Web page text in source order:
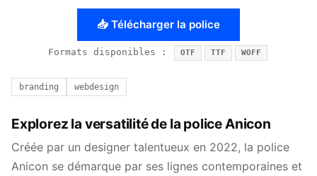
📥 Télécharger la police
Formats disponibles : OTF TTF WOFF
branding webdesign
Explorez la versatilité de la police Anicon
Créée par un designer talentueux en 2022, la police
Anicon se démarque par ses lignes contemporaines et